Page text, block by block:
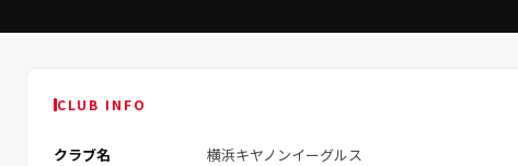
CLUB INFO
クラブ名 横浜キヤノンイーグルス